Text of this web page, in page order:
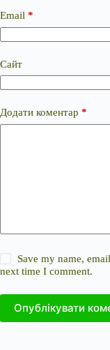
Email *
Сайт
Додати коментар *
Save my name,
next time I comment.
Опублікувати